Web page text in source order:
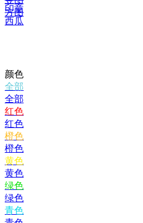
印章
西瓜
方图
颜色
全部
全部
红色
红色
橙色
橙色
黄色
黄色
绿色
绿色
青色